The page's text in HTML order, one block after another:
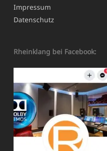
Impressum
Datenschutz
Rheinklang bei Facebook: